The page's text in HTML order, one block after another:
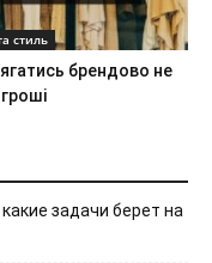
стиль
брендово не
гроші
задачи берет на